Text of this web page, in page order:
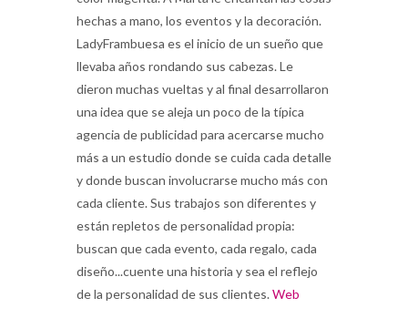
hechas a mano, los eventos y la decoración.
LadyFrambuesa es el inicio de un sueño que
llevaba años rondando sus cabezas. Le
dieron muchas vueltas y al final desarrollaron
una idea que se aleja un poco de la típica
agencia de publicidad para acercarse mucho
más a un estudio donde se cuida cada detalle
y donde buscan involucrarse mucho más con
cada cliente. Sus trabajos son diferentes y
están repletos de personalidad propia:
buscan que cada evento, cada regalo, cada
diseño...cuente una historia y sea el reflejo
de la personalidad de sus clientes.Web